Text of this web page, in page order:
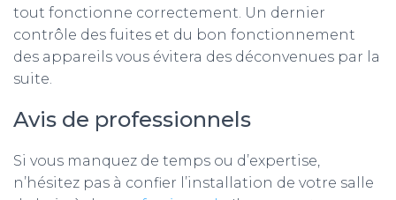
tout fonctionne correctement. Un dernier
contrôle des fuites et du bon fonctionnement
des appareils vous évitera des déconvenues par la
suite.
Avis de professionnels
Si vous manquez de temps ou d’expertise,
n’hésitez pas à confier l’installation de votre salle